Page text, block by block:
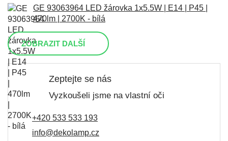
GE 93063964 LED žárovka 1x5.5W | E14 | P45 |
470lm | 2700K - bílá
ZOBRAZIT DALŠÍ
Zeptejte se nás
Vyzkoušeli jsme na vlastní oči
+420 533 533 193
info@dekolamp.cz